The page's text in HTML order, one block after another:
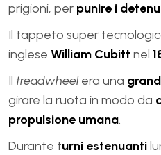
prigioni, per punire i
Il tappeto super
inglese William Cubitt nel
Il treadwheelera una
girare la ruota in modo da
propulsione umana.
Durante turni estenuanti